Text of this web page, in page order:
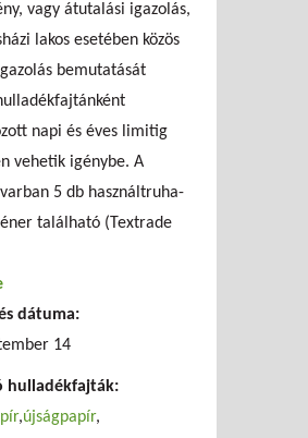
vagy átutalási igazolás,
lakos esetében közös
bemutatását
napi és éves limitig
vehetik igénybe. A
5 db használtruha-
található (Textrade
udvar (X.)
dátuma:
14
hulladékfajták:
újságpapír